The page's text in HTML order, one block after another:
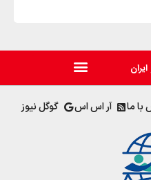
با ما آر اس اس گوگل نیوز